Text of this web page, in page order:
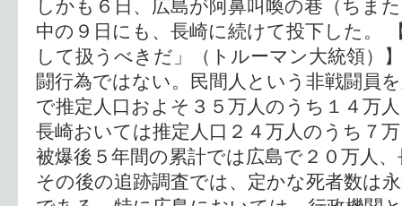
中の９日にも、長崎に続けて投下した。
して扱うべきだ」（トルーマン大統領）
闘行為ではない。民間人という非戦闘員
で推定人口およそ３５万人のうち１４万
長崎おいては推定人口２４万人のうち７
被爆後５年間の累計では広島で２０万人
その後の追跡調査では、定かな死者数は